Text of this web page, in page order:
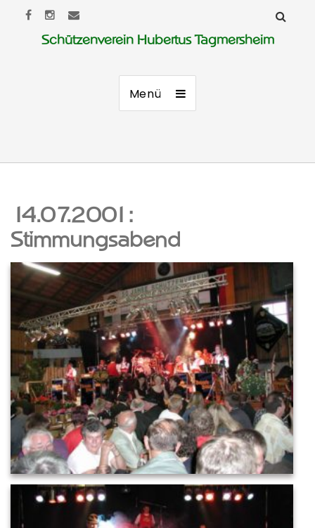
Schützenverein Hubertus Tagmersheim
Menü
14.07.2001:
Stimmungsabend